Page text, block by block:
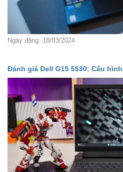
Ngày đăng: 18/03/2024
Đánh giá Dell G15 5530: Cấu